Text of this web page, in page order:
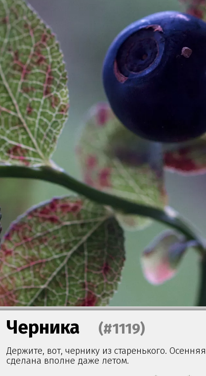
Черника (#1119)
Держите, вот, чернику из старенького.
сделана вполне даже летом.